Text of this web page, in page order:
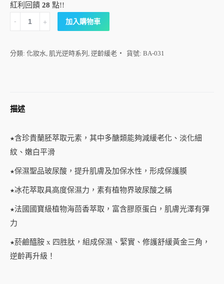
紅利回饋 28 點!!
老
逆
露
quantity
加入購物車
分類: 化妝水 肌光逆時系列 逆齡緩老 貨號: BA-031
描述
★含珍貴蘭胚萃取元素，其中多醣類能夠減緩老化、淡化細
紋、嫩白平滑
★保濕聖品玻尿酸，提升肌膚及加保水性，形成保護膜
★冰花萃取具高度保濕力，素有植物界玻尿酸之稱
★法國國寶級植物海茴香萃取，富含膠原蛋白，肌膚光澤有彈
力
★菸鹼醯胺 x 四胜肽，組成保濕、緊實、修護舒緩黃金三角，
逆齡再升級！